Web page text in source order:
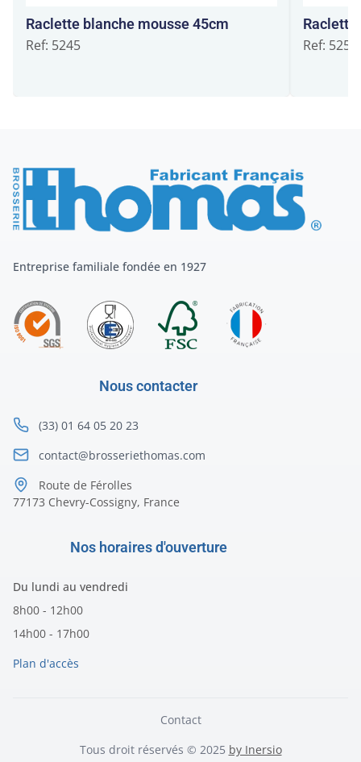
Raclette blanche mousse 45cm
Ref: 5245
Raclette
Ref: 5255
Entreprise familiale fondée en 1927
Nous contacter
(33) 01 64 05 20 23
contact@brosseriethomas.com
Route de Férolles
77173 Chevry-Cossigny, France
Nos horaires d'ouverture
Du lundi au vendredi
8h00 - 12h00
14h00 - 17h00
Plan d'accès
Contact
Tous droit réservés © 2025 by Inersio